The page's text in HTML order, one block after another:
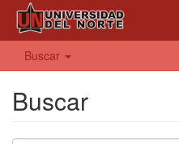
Buscar
Buscar